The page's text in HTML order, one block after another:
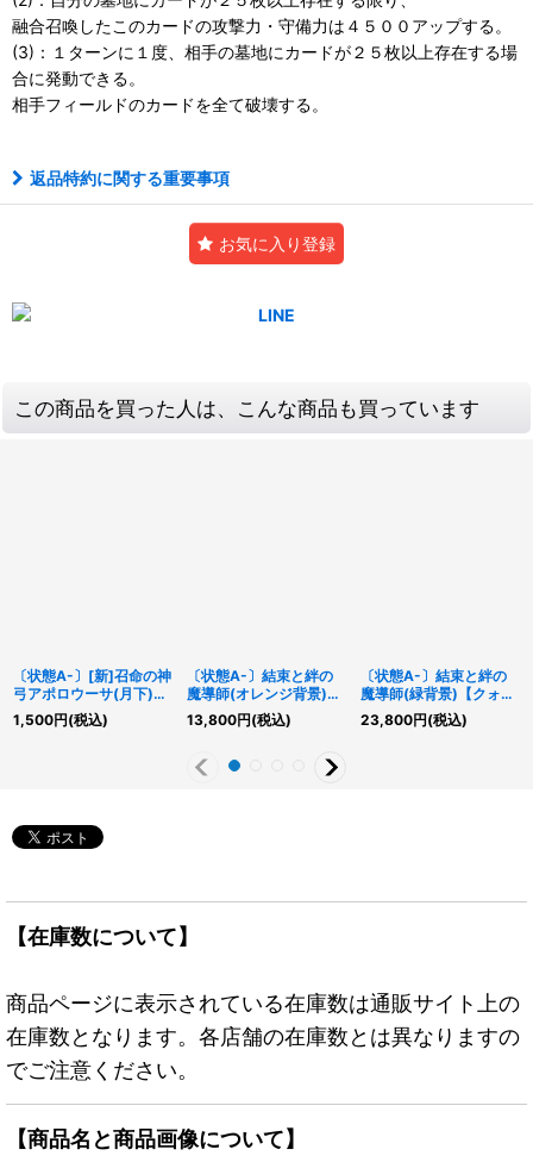
融合召喚したこのカードの攻撃力・守備力は４５００アップする。
(3)：１ターンに１度、相手の墓地にカードが２５枚以上存在する場
合に発動できる。
相手フィールドのカードを全て破壊する。
返品特約に関する重要事項
お気に入り登録
この商品を買った人は、こんな商品も買っています
〔状態A-〕[新]召命の神
弓アポロウーサ(月下)
【クォーターセンチュリ
ーシークレット】
1,500円(税込)
〔状態A-〕結束と絆の
魔導師(オレンジ背景)
【クォーターセンチュリ
ーシークレット】
ター》
13,800円(税込)
〔状態A-〕結束と絆の
魔導師(緑背景)【クォー
ターセンチュリーシーク
レット】{DUNE-
23,800円(税込)
【在庫数について】
商品ページに表示されている在庫数は通販サイト上の
在庫数となります。各店舗の在庫数とは異なりますの
でご注意ください。
【商品名と商品画像について】